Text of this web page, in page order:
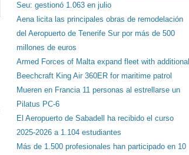
Seu: gestionó 1.063 en julio
Aena licita las principales obras de remodelación
del Aeropuerto de Tenerife Sur por más de 500
millones de euros
Armed Forces of Malta expand fleet with additional
Beechcraft King Air 360ER for maritime patrol
Mueren en Francia 11 personas al estrellarse un
Pilatus PC-6
El Aeropuerto de Sabadell ha recibido el curso
2025-2026 a 1.104 estudiantes
Más de 1.500 profesionales han participado en 10